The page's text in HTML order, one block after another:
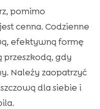
pomimo
cenna. Codzienne
efektywną formę
przeszkodą, gdy
Należy zaopatrzyć
dla siebie i